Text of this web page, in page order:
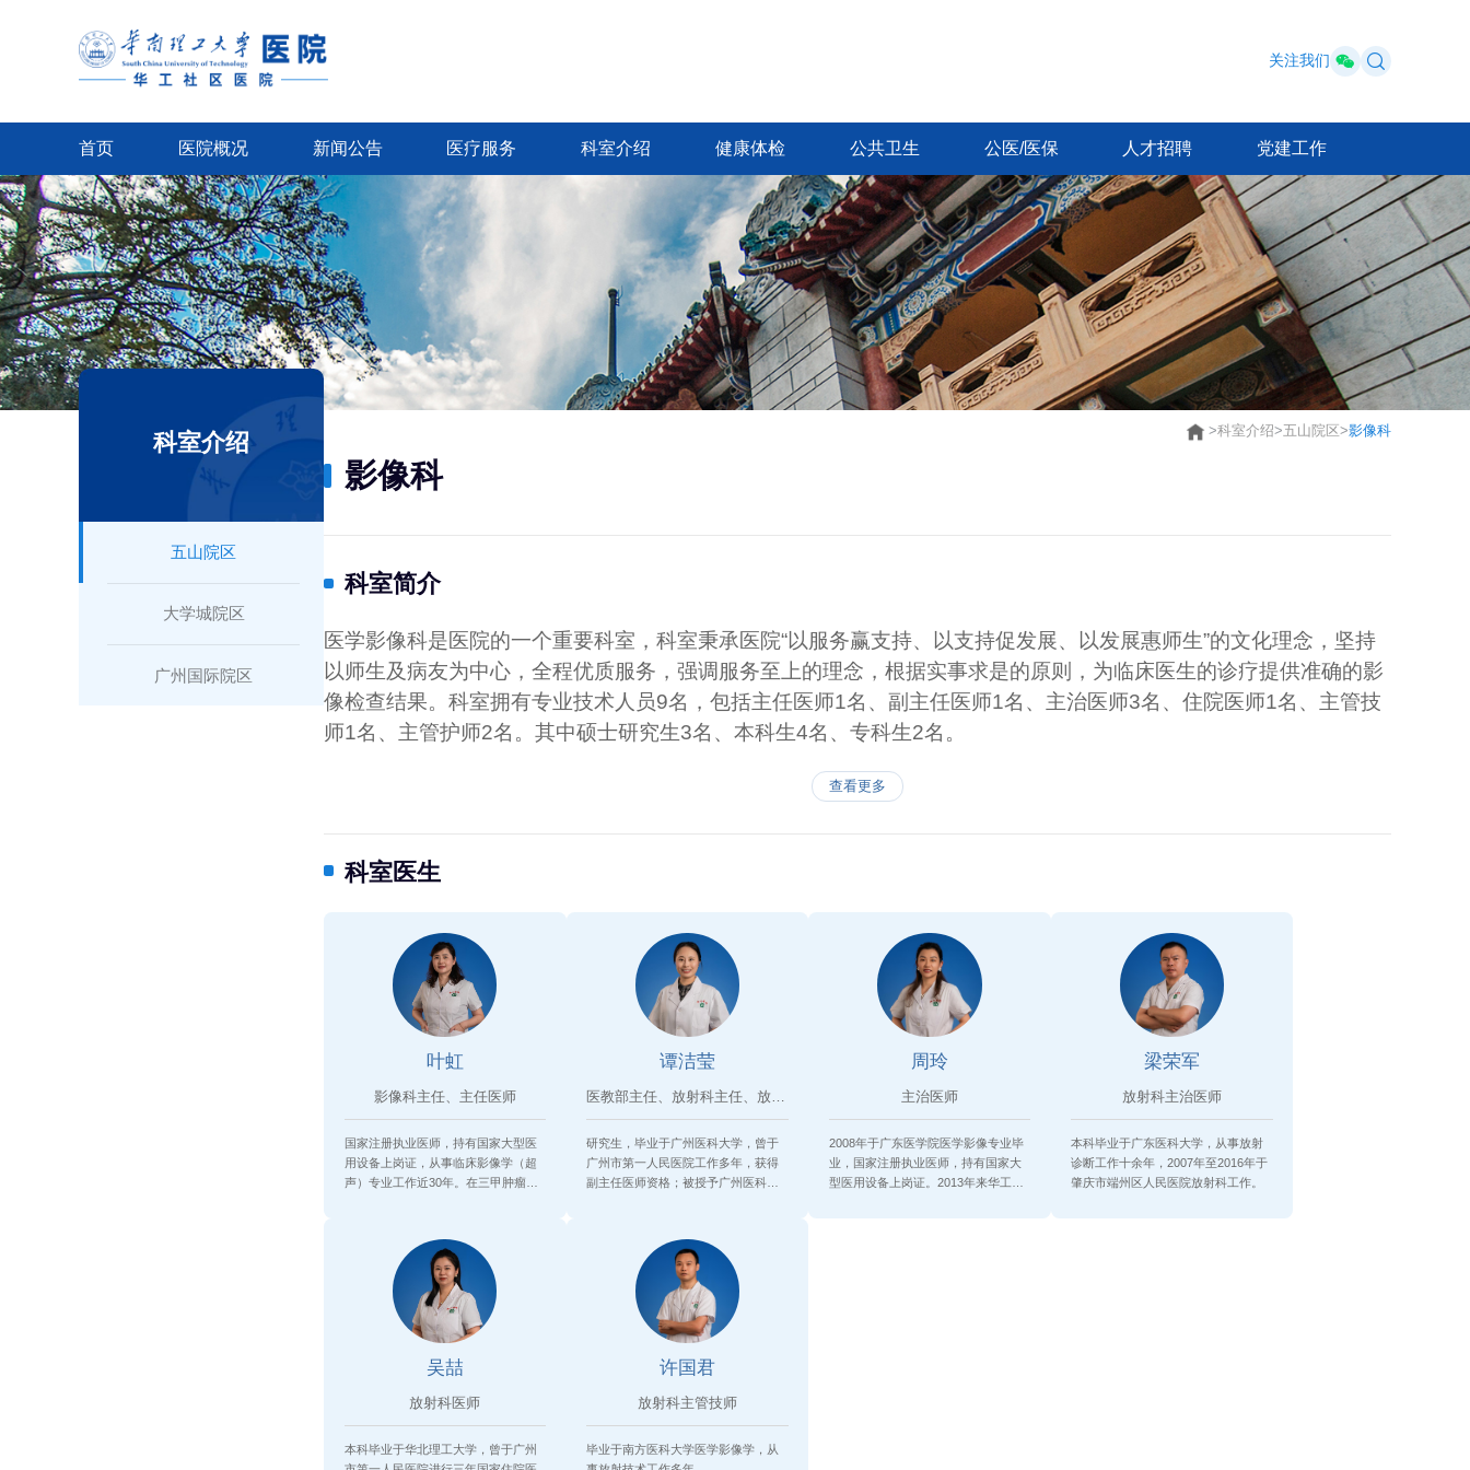
关注我们
首页 医院概况 新闻公告 医疗服务 科室介绍 健康体检 公共卫生 公医/医保 人才招聘 党建工作
科室介绍
五山院区
大学城院区
广州国际院区
>科室介绍>五山院区>影像科
影像科
科室简介
医学影像科是医院的一个重要科室，科室秉承医院“以服务赢支持、以支持促发展、以发展惠师生”的文化理念，坚持
以师生及病友为中心，全程优质服务，强调服务至上的理念，根据实事求是的原则，为临床医生的诊疗提供准确的影
像检查结果。科室拥有专业技术人员9名，包括主任医师1名、副主任医师1名、主治医师3名、住院医师1名、主管技
师1名、主管护师2名。其中硕士研究生3名、本科生4名、专科生2名。
查看更多
科室医生
叶虹
影像科主任、主任医师
国家注册执业医师，持有国家大型医
用设备上岗证，从事临床影像学（超
声）专业工作近30年。在三甲肿瘤医
谭洁莹
研究生，毕业于广州医科大学，曾于
广州市第一人民医院工作多年，获得
副主任医师资格；被授予广州医科大
周玲
主治医师
2008年于广东医学院医学影像专业毕
业，国家注册执业医师，持有国家大
型医用设备上岗证。2013年来华工医
梁荣军
放射科主治医师
本科毕业于广东医科大学，从事放射
诊断工作十余年，2007年至2016年于
肇庆市端州区人民医院放射科工作。
吴喆
放射科医师
​本科毕业于华北理工大学，曾于广州
许国君
放射科主管技师
毕业于南方医科大学医学影像学，从